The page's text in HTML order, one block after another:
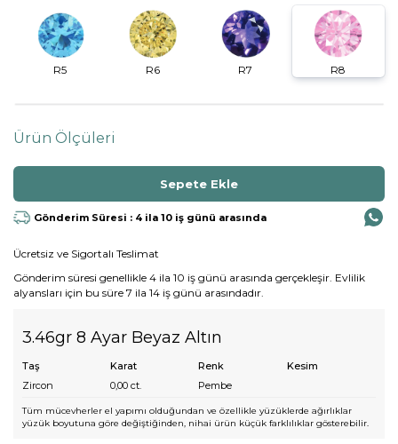
R5 R6 R7 R8
Ürün Ölçüleri
Gönderim Süresi : 4 ila 10 iş günü arasında
Ücretsiz ve Sigortalı Teslimat
Gönderim süresi genellikle 4 ila 10 iş günü arasında gerçekleşir. Evlilik
alyansları için bu süre 7 ila 14 iş günü arasındadır.
3.46gr 8 Ayar Beyaz Altın
Taş Karat Renk
Kesim
Zircon
0,00 ct. Pembe
Tüm mücevherler el yapımı olduğundan ve özellikle yüzüklerde ağırlıklar
yüzük boyutuna göre değiştiğinden, nihai ürün küçük farklılıklar gösterebilir.